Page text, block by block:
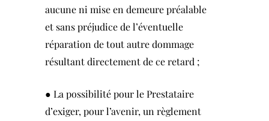
aucune ni mise en demeure préalable
et sans préjudice de l’éventuelle
réparation de tout autre dommage
résultant directement de ce retard ;
● La possibilité pour le Prestataire
d’exiger, pour l’avenir, un règlement